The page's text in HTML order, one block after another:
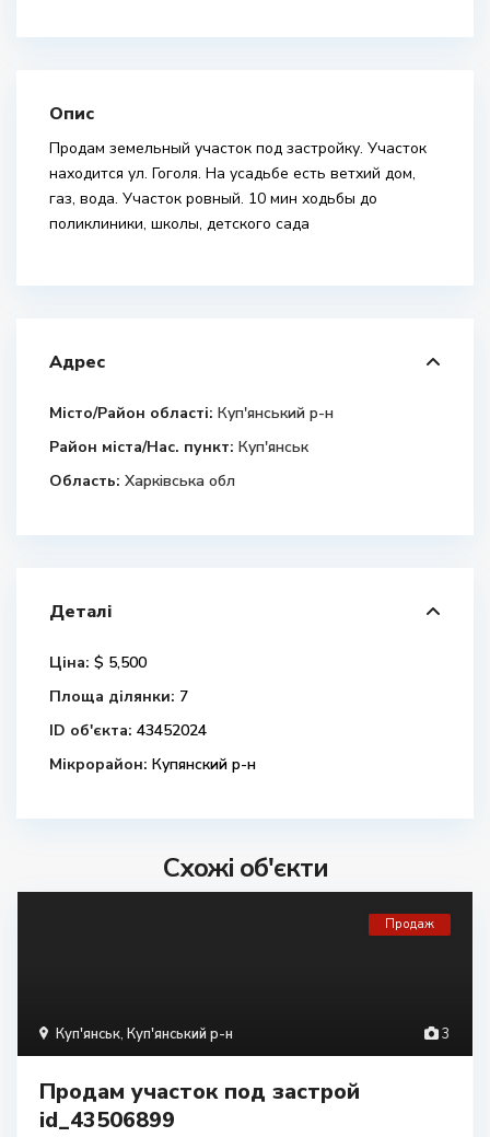
Опис
Продам земельный участок под застройку. Участок
находится ул. Гоголя. На усадьбе есть ветхий дом,
газ, вода. Участок ровный. 10 мин ходьбы до
поликлиники, школы, детского сада
Адрес
Місто/Район області: Куп'янський р-н
Район міста/Нас. пункт: Куп'янськ
Область: Харківська обл
Деталі
Ціна: $ 5,500
Площа ділянки: 7
ID об'єкта: 43452024
Мікрорайон: Купянский р-н
Схожі об'єкти
3
Куп'янськ, Куп'янський р-н
Продаж
Продам участок под застрой
id_43506899